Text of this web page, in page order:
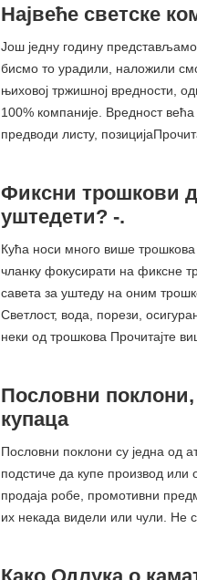
Највеће светске
Још једну годину
бисмо то урадили, наложили
њиховој тржишној вредности,
100% компаније. Вредност
предводи листу,
Фиксни трошкови
уштедети? -.
Кућа носи много више
чланку фокусирати на фиксне
савета за уштеду на оним
Светлост, вода, порези,
неки од трошкова Прочитајте
Пословни
купаца
Пословни поклони су једна од
подстиче да купе производ или
продаја робе, промотивни
их некада видели или чули. Не